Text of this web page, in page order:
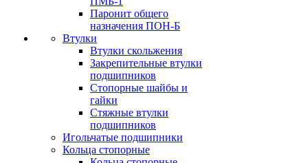
Паронит общего
назначения ПОН-Б
Втулки
Втулки скольжения
Закрепительные втулки
подшипников
Стопорные шайбы и
гайки
Стяжные втулки
подшипников
Игольчатые подшипники
Кольца стопорные